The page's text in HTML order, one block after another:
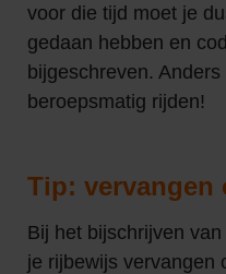
voor die tijd moet je
gedaan hebben en
bijgeschreven.
beroepsmatig rijden!
Tip: vervangen
Bij het bijschrijven
je rijbewijs vervangen